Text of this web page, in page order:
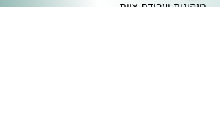
מנהיגות ועבודת צוות